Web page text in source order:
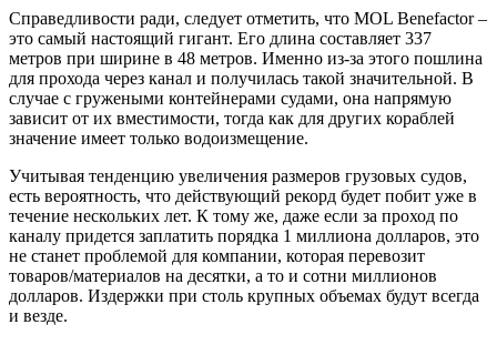
Справедливости ради, следует отметить, что MOL Benefactor –
это самый настоящий гигант. Его длина составляет 337
метров при ширине в 48 метров. Именно из-за этого пошлина
для прохода через канал и получилась такой значительной. В
случае с гружеными контейнерами судами, она напрямую
зависит от их вместимости, тогда как для других кораблей
значение имеет только водоизмещение.
Учитывая тенденцию увеличения размеров грузовых судов,
есть вероятность, что действующий рекорд будет побит уже в
течение нескольких лет. К тому же, даже если за проход по
каналу придется заплатить порядка 1 миллиона долларов, это
не станет проблемой для компании, которая перевозит
товаров/материалов на десятки, а то и сотни миллионов
долларов. Издержки при столь крупных объемах будут всегда
и везде.